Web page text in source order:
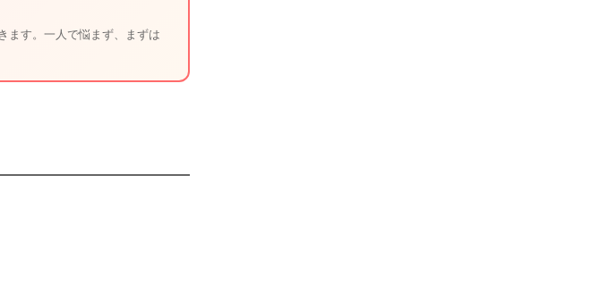
ます。一人で悩まず、まずは